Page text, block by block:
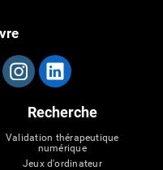
Recherche
Validation thérapeutique
numérique
Jeux d'ordinateur